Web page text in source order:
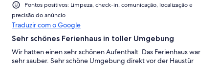
Pontos positivos: Limpeza, check-in, comunicação, localização e
precisão do anúncio
Traduzir com o Google
Sehr schönes Ferienhaus in toller Umgebung
Wir hatten einen sehr schönen Aufenthalt. Das Ferienhaus war
sehr sauber. Sehr schöne Umgebung direkt vor der Haustür